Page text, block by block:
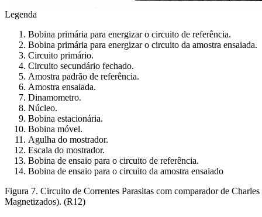
Legenda
Bobina primária para energizar o circuito de referência.
Bobina primária para energizar o circuito da amostra ensaiada.
Circuito primário.
Circuito secundário fechado.
Amostra padrão de referência.
Amostra ensaiada.
Dinamometro.
Núcleo.
Bobina estacionária.
Bobina móvel.
Agulha do mostrador.
Escala do mostrador.
Bobina de ensaio para o circuito de referência.
Bobina de ensaio para o circuito da amostra ensaiado
Figura 7. Circuito de Correntes Parasitas com comparador de
Magnetizados). (R12)